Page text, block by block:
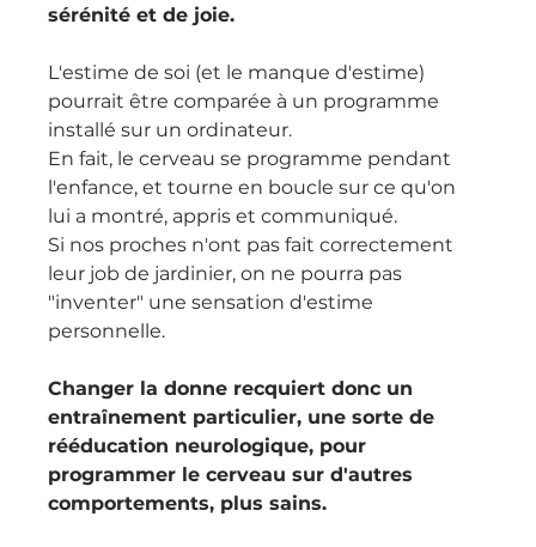
sérénité et de joie.
L'estime de soi (et le manque d'estime)
pourrait être comparée à un programme
installé sur un ordinateur.
En fait, le cerveau se programme pendant
l'enfance, et tourne en boucle sur ce qu'on
lui a montré, appris et communiqué.
Si nos proches n'ont pas fait correctement
leur job de jardinier, on ne pourra pas
"inventer" une sensation d'estime
personnelle.
Changer la donne recquiert donc un
entraînement particulier, une sorte de
rééducation neurologique, pour
programmer le cerveau sur d'autres
comportements, plus sains.